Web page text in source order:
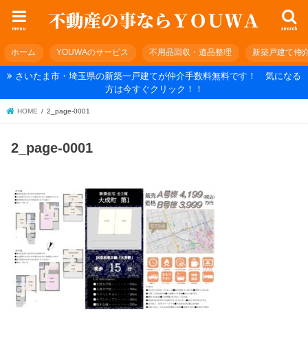
search
menu
ホーム YOUWAのサービス 不用品回収・遺品整理 新築戸建て仲
さいたま市・埼玉県の新築一戸建てが仲介手数料無料です！ 気になる
方は今すぐクリック！！
HOME 2_page-0001
2_page-0001